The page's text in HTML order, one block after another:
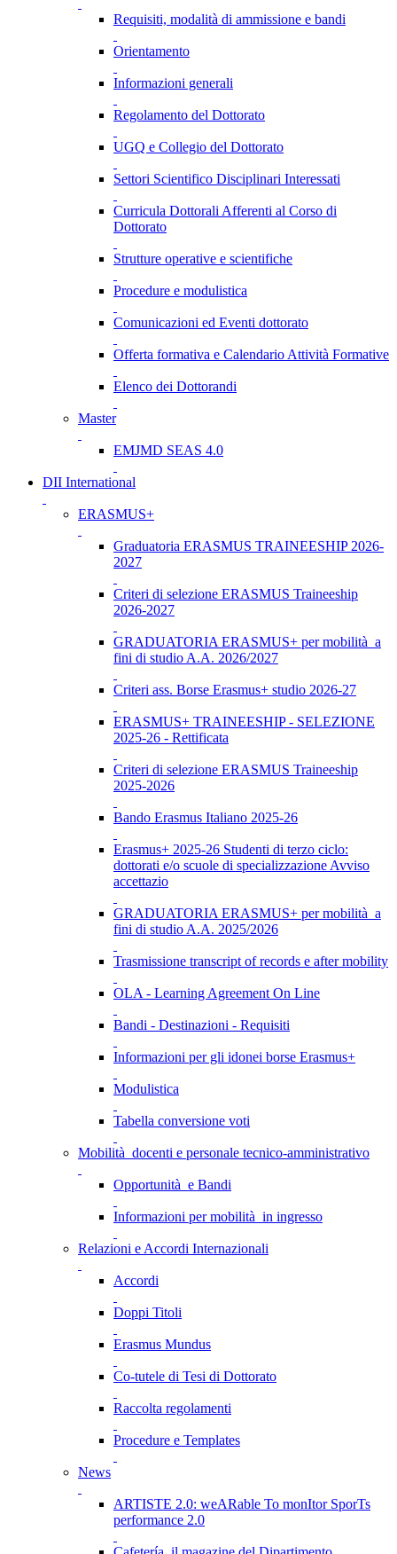
Requisiti, modalità di ammissione e bandi
Orientamento
Informazioni generali
Regolamento del Dottorato
UGQ e Collegio del Dottorato
Settori Scientifico Disciplinari Interessati
Curricula Dottorali Afferenti al Corso di
Dottorato
Strutture operative e scientifiche
Procedure e modulistica
Comunicazioni ed Eventi dottorato
Offerta formativa e Calendario Attività Formative
Elenco dei Dottorandi
Master
EMJMD SEAS 4.0
DII International
ERASMUS+
Graduatoria ERASMUS TRAINEESHIP 2026-
2027
Criteri di selezione ERASMUS Traineeship
2026-2027
GRADUATORIA ERASMUS+ per mobilità a
fini di studio A.A. 2026/2027
Criteri ass. Borse Erasmus+ studio 2026-27
ERASMUS+ TRAINEESHIP - SELEZIONE
2025-26 - Rettificata
Criteri di selezione ERASMUS Traineeship
2025-2026
Bando Erasmus Italiano 2025-26
Erasmus+ 2025-26 Studenti di terzo ciclo:
dottorati e/o scuole di specializzazione Avviso
accettazio
GRADUATORIA ERASMUS+ per mobilità a
fini di studio A.A. 2025/2026
Trasmissione transcript of records e after mobility
OLA - Learning Agreement On Line
Bandi - Destinazioni - Requisiti
Informazioni per gli idonei borse Erasmus+
Modulistica
Tabella conversione voti
Mobilità docenti e personale tecnico-amministrativo
Opportunità e Bandi
Informazioni per mobilità in ingresso
Relazioni e Accordi Internazionali
Accordi
Doppi Titoli
Erasmus Mundus
Co-tutele di Tesi di Dottorato
Raccolta regolamenti
Procedure e Templates
News
ARTISTE 2.0: weARable To monItor SporTs
performance 2.0